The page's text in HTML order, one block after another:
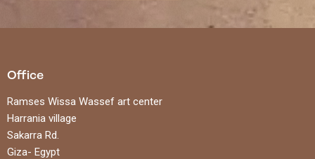
Office
Ramses Wissa Wassef art center
Harrania village
Sakarra Rd.
Giza- Egypt